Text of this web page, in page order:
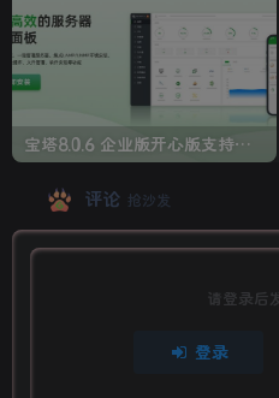
宝塔8.0.6 企业版开心版支持最新升级【一键脚本】
评论 抢沙发
请登录后
登录